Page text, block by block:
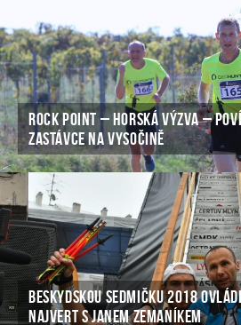
ROCK POINT – HORSKÁ VÝZVA –
ZASTÁVCE NA VYSOČINĚ
BESKYDSKOU SEDMIČKU 2018
NAJVERT S JANEM ZEMANÍKEM